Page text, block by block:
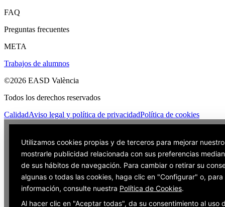
FAQ
Preguntas frecuentes
META
Trabajos de alumnos
©2026 EASD València
Todos los derechos reservados
CalidadAviso legal y política de privacidadPolítica de cookies
Utilizamos cookies propias y de terceros para mejorar
mostrarle publicidad relacionada con sus preferencias
de sus hábitos de navegación. Para cambiar o retirar su
algunas o todas las cookies, haga clic en "Configurar" o, para
información, consulte nuestra Política de Cookies.
Al hacer clic en "Aceptar todas", da su consentimiento al uso